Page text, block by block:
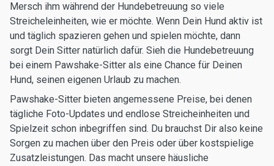
Mersch ihm während der Hundebetreuung so viele
Streicheleinheiten, wie er möchte. Wenn Dein Hund aktiv ist
und täglich spazieren gehen und spielen möchte, dann
sorgt Dein Sitter natürlich dafür. Sieh die Hundebetreuung
bei einem Pawshake-Sitter als eine Chance für Deinen
Hund, seinen eigenen Urlaub zu machen.
Pawshake-Sitter bieten angemessene Preise, bei denen
tägliche Foto-Updates und endlose Streicheinheiten und
Spielzeit schon inbegriffen sind. Du brauchst Dir also keine
Sorgen zu machen über den Preis oder über kostspielige
Zusatzleistungen. Das macht unsere häusliche